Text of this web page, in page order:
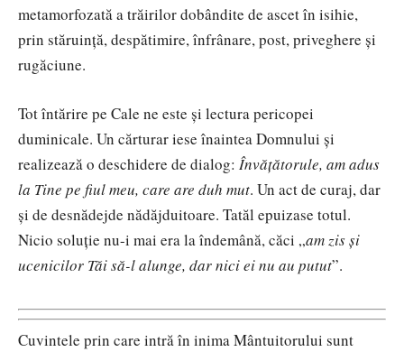
metamorfozată a trăirilor dobândite de ascet în isihie,
prin stăruinţă, despătimire, înfrânare, post, priveghere şi
rugăciune.
Tot întărire pe Cale ne este și lectura pericopei
duminicale. Un cărturar iese înaintea Domnului și
realizează o deschidere de dialog: Învățătorule, am adus
la Tine pe fiul meu, care are duh mut. Un act de curaj, dar
și de desnădejde nădăjduitoare. Tatăl epuizase totul.
Nicio soluție nu-i mai era la îndemână, căci „am zis și
ucenicilor Tăi să-l alunge, dar nici ei nu au putut”.
Cuvintele prin care intră în inima Mântuitorului sunt